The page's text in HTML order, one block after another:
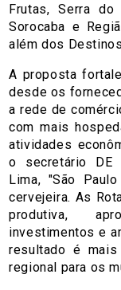
Frutas, Serra
Sorocaba e
além dos
A proposta
desde os
a rede de
com mais
atividades
o secretário DE
Lima, "São
cervejeira. As
produtiva,
investimentos e
resultado é mais
regional para os